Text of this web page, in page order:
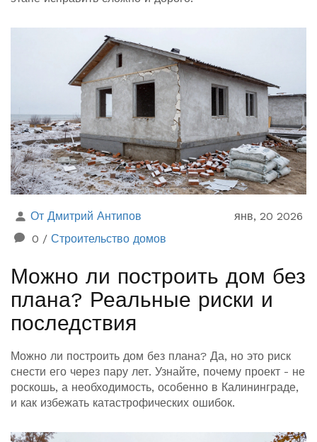
От Дмитрий Антипов
янв, 20 2026
0 / Строительство домов
Можно ли построить дом без
плана? Реальные риски и
последствия
Можно ли построить дом без плана? Да, но это риск
снести его через пару лет. Узнайте, почему проект - не
роскошь, а необходимость, особенно в Калининграде,
и как избежать катастрофических ошибок.